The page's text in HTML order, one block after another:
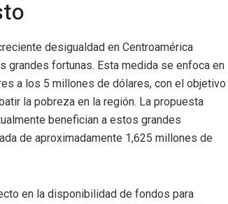
desigualdad en Centroamérica
grandes fortunas. Esta medida se enfoca en
a los 5 millones de dólares, con el objetivo
la pobreza en la región. La propuesta
benefician a estos grandes
de aproximadamente 1,625 millones de
en la disponibilidad de fondos para